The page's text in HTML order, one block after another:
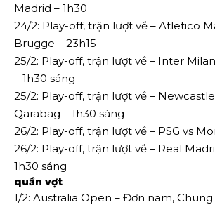
Madrid – 1h30
24/2: Play-off, trận lượt về – Atletico
Brugge – 23h15
25/2: Play-off, trận lượt về – Inter
– 1h30 sáng
25/2: Play-off, trận lượt về –
Qarabag – 1h30 sáng
26/2: Play-off, trận lượt về – PSG vs
26/2: Play-off, trận lượt về – Real
1h30 sáng
quần vợt
1/2: Australia Open – Đơn nam,